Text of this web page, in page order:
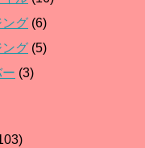
ング (6)
ング (5)
(3)